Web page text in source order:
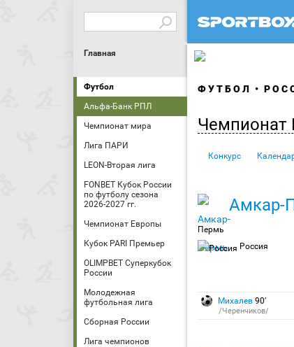
Главная
Футбол
Альфа-Банк РПЛ
Чемпионат мира
Лига ПАРИ
LEON-Вторая лига
FONBET Кубок России
по футболу сезона
2026-2027 гг.
Чемпионат Европы
Кубок PARI Премьер
OLIMPBET Суперкубок
России
Молодежная
футбольная лига
Сборная России
Лига чемпионов
ФУТБОЛ
Чемпионат
Конкурс
Амкар-
Пермь
Россия
Михалев 90′
/Черенчиков/